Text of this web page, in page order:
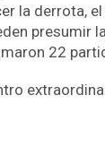
la derrota,
presumir
22